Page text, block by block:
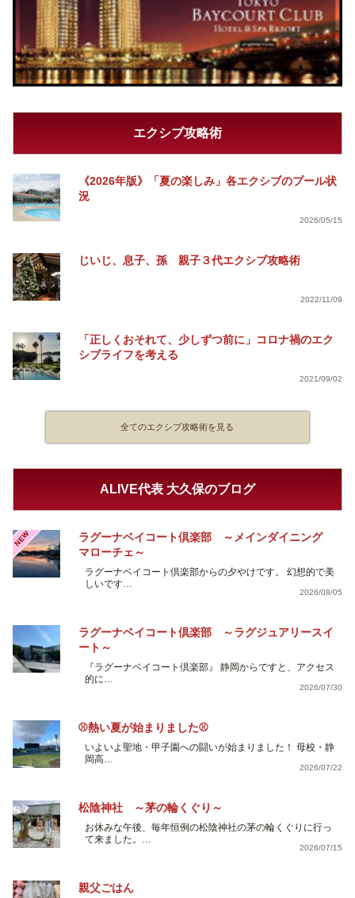
エクシブ攻略術
《2026年版》「夏の楽しみ」各エクシブのプール状
況
2026/05/15
じいじ、息子、孫 親子３代エクシブ攻略術
2022/11/09
「正しくおそれて、少しずつ前に」コロナ禍のエク
シブライフを考える
2021/09/02
全てのエクシブ攻略術を見る
ALIVE代表 大久保のブログ
NEW
ラグーナベイコート倶楽部 ～メインダイニング
マローチェ～
ラグーナベイコート倶楽部からの夕やけです。 幻想的で美
しいです…
2026/08/05
ラグーナベイコート倶楽部 ～ラグジュアリースイ
ート～
『ラグーナベイコート倶楽部』 静岡からですと、アクセス
的に…
2026/07/30
⚾熱い夏が始まりました⚾
いよいよ聖地・甲子園への闘いが始まりました！ 母校・静
岡高…
2026/07/22
松陰神社 ～茅の輪くぐり～
お休みな午後、毎年恒例の松陰神社の茅の輪くぐりに行っ
て来ました。…
2026/07/15
親父ごはん